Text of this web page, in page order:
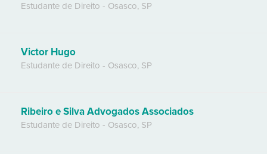
Estudante de Direito - Osasco, SP
Victor Hugo
Estudante de Direito - Osasco, SP
Ribeiro e Silva Advogados Associados
Estudante de Direito - Osasco, SP